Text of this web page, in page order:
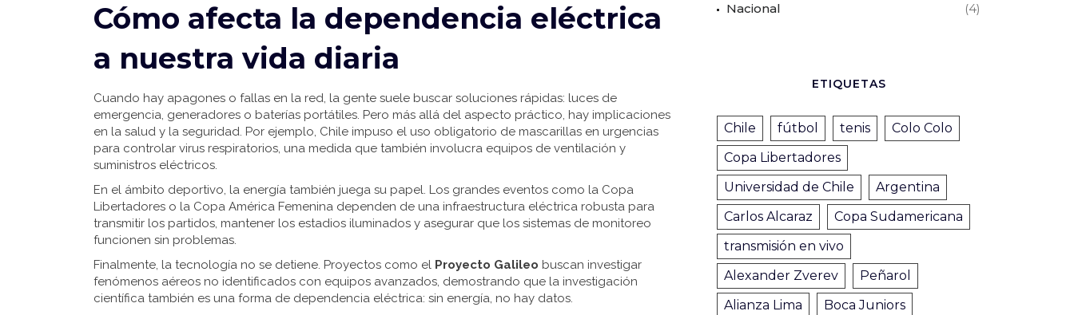
Cómo afecta la dependencia eléctrica
a nuestra vida diaria
Cuando hay apagones o fallas en la red, la gente suele buscar soluciones rápidas: luces de
emergencia, generadores o baterías portátiles. Pero más allá del aspecto práctico, hay implicaciones
en la salud y la seguridad. Por ejemplo, Chile impuso el uso obligatorio de mascarillas en urgencias
para controlar virus respiratorios, una medida que también involucra equipos de ventilación y
suministros eléctricos.
En el ámbito deportivo, la energía también juega su papel. Los grandes eventos como la Copa
Libertadores o la Copa América Femenina dependen de una infraestructura eléctrica robusta para
transmitir los partidos, mantener los estadios iluminados y asegurar que los sistemas de monitoreo
funcionen sin problemas.
Finalmente, la tecnología no se detiene. Proyectos como el Proyecto Galileo buscan investigar
fenómenos aéreos no identificados con equipos avanzados, demostrando que la investigación
científica también es una forma de dependencia eléctrica: sin energía, no hay datos.
Nacional (4)
ETIQUETAS
Chile fútbol tenis
Colo Colo
Copa Libertadores
Universidad de Chile
Argentina
Carlos Alcaraz
Copa Sudamericana
transmisión en vivo
Alexander Zverev
Peñarol
Alianza Lima
Boca Juniors